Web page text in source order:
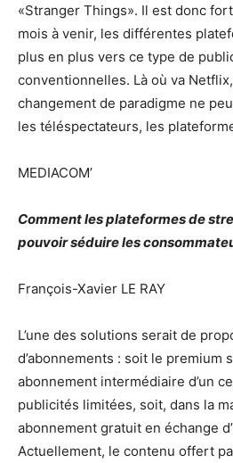
«Stranger Things». Il est donc
mois à venir, les différentes
plus en plus vers ce type de
conventionnelles. Là où va
changement de paradigme ne
les téléspectateurs, les
MEDIACOM’
Comment les plateformes de
pouvoir séduire les
François-Xavier LE RAY
L’une des solutions serait de
d’abonnements : soit le premium
abonnement intermédiaire d’un
publicités limitées, soit, dans la
abonnement gratuit en échange
Actuellement, le contenu offert